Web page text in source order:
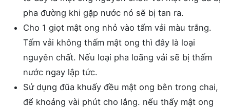
pha đường khi gặp nước nó sẽ bị tan ra.
Cho 1 giọt mật ong nhỏ vào tấm vải màu trắng.
Tấm vải không thấm mật ong thì đây là loại
nguyên chất. Nếu loại pha loãng vải sẽ bị thấm
nước ngay lập tức.
Sử dụng đũa khuấy đều mật ong bên trong chai,
để khoảng vài phút cho lắng. nếu thấy mật ong